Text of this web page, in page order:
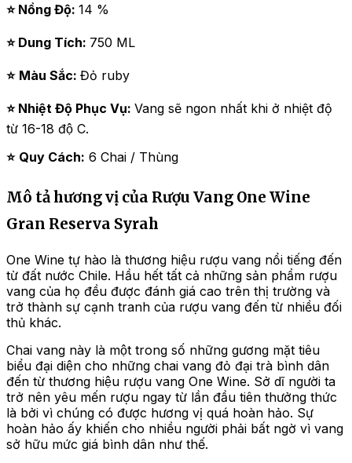
⭐ Nồng Độ: 14 %
⭐ Dung Tích: 750 ML
⭐ Màu Sắc: Đỏ ruby
⭐ Nhiệt Độ Phục Vụ: Vang sẽ ngon nhất khi ở nhiệt độ
từ 16-18 độ C.
⭐ Quy Cách: 6 Chai / Thùng
Mô tả hương vị của Rượu Vang One Wine
Gran Reserva Syrah
One Wine tự hào là thương hiệu rượu vang nổi tiếng đến
từ đất nước Chile. Hầu hết tất cả những sản phẩm rượu
vang của họ đều được đánh giá cao trên thị trường và
trở thành sự cạnh tranh của rượu vang đến từ nhiều đối
thủ khác.
Chai vang này là một trong số những gương mặt tiêu
biểu đại diện cho những chai vang đỏ đại trà bình dân
đến từ thương hiệu rượu vang One Wine. Sở dĩ người ta
trở nên yêu mến rượu ngay từ lần đầu tiên thưởng thức
là bởi vì chúng có được hương vị quá hoàn hảo. Sự
hoàn hảo ấy khiến cho nhiều người phải bất ngờ vì vang
sở hữu mức giá bình dân như thế.